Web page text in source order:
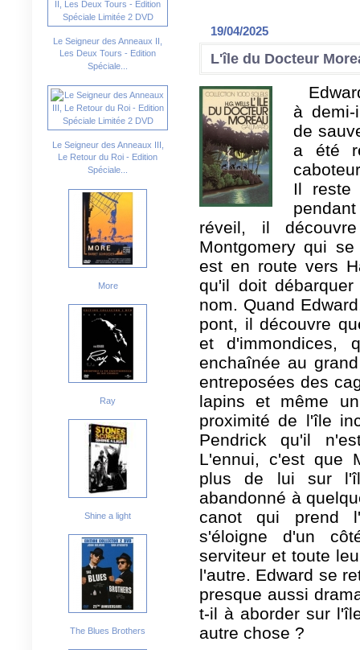
Le Seigneur des Anneaux II,
Les Deux Tours - Edition
Spéciale...
Le Seigneur des Anneaux III,
Le Retour du Roi - Edition
Spéciale...
More
Ray
Shine a light
The Blues Brothers
19/04/2025
L'île du Docteur
à
de
a été
Il reste
réveil, il
Montgomery qui
est en route vers
qu'il doit
nom. Quand
pont, il découvre
et d'immondices,
enchaînée au
entreposées des
lapins et même
proximité de l'île
Pendrick qu'il
L'ennui, c'est que
plus de lui sur
abandonné à
canot qui prend
s'éloigne d'un
serviteur et toute
l'autre. Edward se
presque aussi
t-il à aborder sur
autre chose ?